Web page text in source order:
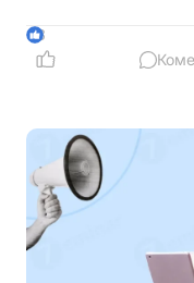
довіреності на
3